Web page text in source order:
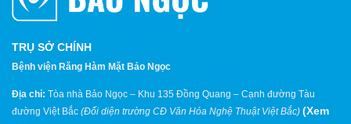
TRỤ SỞ CHÍNH
Bệnh viện Răng Hàm Mặt Bảo Ngọc
Địa chỉ: Tòa nhà Bảo Ngọc – Khu 135 Đồng Quang – Cạnh đường Tàu
đường Việt Bắc (Đối diện trường CĐ Văn Hóa Nghệ Thuật Việt Bắc) (Xem